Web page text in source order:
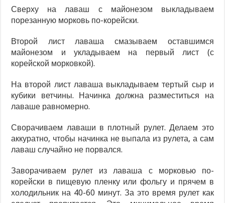
Сверху на лаваш с майонезом выкладываем
порезанную морковь по-корейски.
Второй лист лаваша смазываем оставшимся
майонезом и укладываем на первый лист (с
корейской морковкой).
На второй лист лаваша выкладываем тертый сыр и
кубики ветчины. Начинка должна разместиться на
лаваше равномерно.
Сворачиваем лаваши в плотный рулет. Делаем это
аккуратно, чтобы начинка не выпала из рулета, а сам
лаваш случайно не порвался.
Заворачиваем рулет из лаваша с морковью по-
корейски в пищевую пленку или фольгу и прячем в
холодильник на 40-60 минут. За это время рулет как